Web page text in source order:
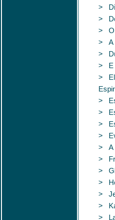
>
>
> O
> A
>
> E
>
>
>
>
>
> A
>
>
>
>
>
>